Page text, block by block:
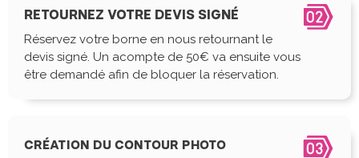
RETOURNEZ VOTRE DEVIS SIGNÉ
Réservez votre borne en nous retournant le
devis signé. Un acompte de 50€ va ensuite vous
être demandé afin de bloquer la réservation.
CRÉATION DU CONTOUR PHOTO